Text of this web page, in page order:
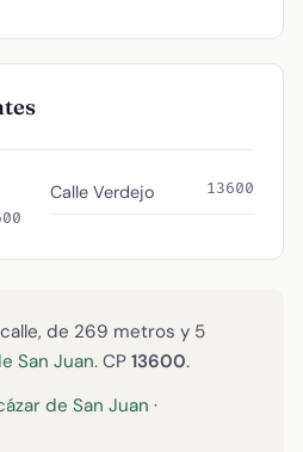
Calle Verdejo 13600
de 269 metros y 5
San Juan. CP 13600.
de San Juan ·